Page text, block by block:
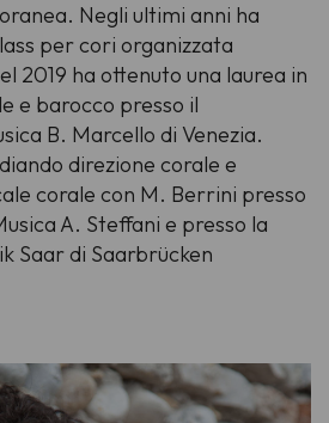
Negli ultimi anni ha
per cori organizzata
2019 ha ottenuto una laurea in
e barocco presso il
B. Marcello di Venezia.
direzione corale e
corale con M. Berrini presso
A. Steffani e presso la
Saar di Saarbrücken